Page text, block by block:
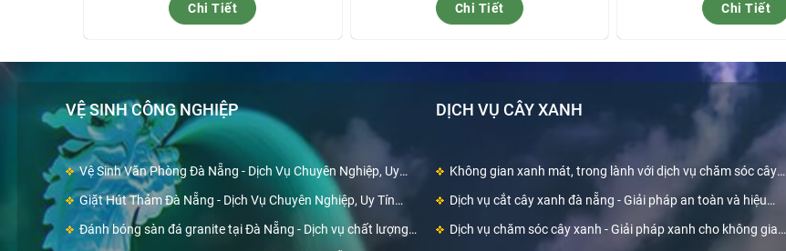
Chi Tiết Chi Tiết Chi Tiết
VỆ SINH CÔNG NGHIỆP
Vệ Sinh Văn Phòng Đà Nẵng - Dịch Vụ Chuyên Nghiệp, Uy
Tín Hàng Đầu
Giặt Hút Thảm Đà Nẵng - Dịch Vụ Chuyên Nghiệp, Uy Tín
Hàng Đầu
Đánh bóng sàn đá granite tại Đà Nẵng - Dịch vụ chất lượng
cao từ Thiên Tân
DỊCH VỤ CÂY XANH
Không gian xanh mát, trong lành với dịch vụ chăm sóc cây
xanh Đà Nẵng của Thiên Tân
Dịch vụ cắt cây xanh đà nẵng - Giải pháp an toàn và hiệu
quả cho cây xanh của bạn
Dịch vụ chăm sóc cây xanh - Giải pháp xanh cho không gian